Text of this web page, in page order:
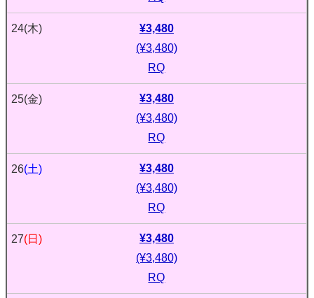
24(木)
¥3,480
(¥3,480)
RQ
25(金)
¥3,480
(¥3,480)
RQ
26(土)
¥3,480
(¥3,480)
RQ
27(日)
¥3,480
(¥3,480)
RQ